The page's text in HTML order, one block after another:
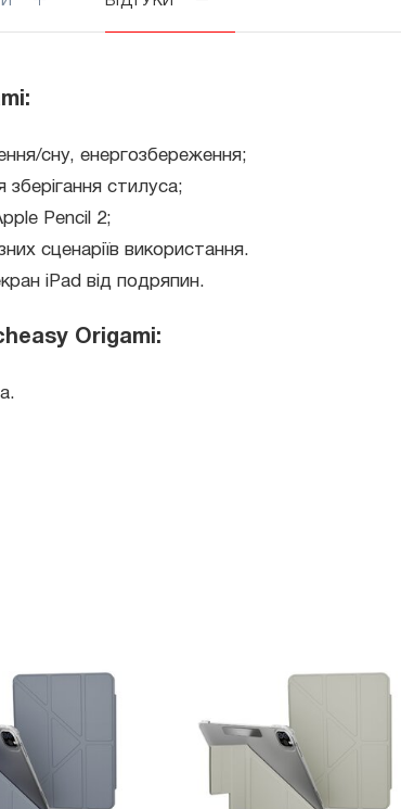
сну, енергозбереження;
стилуса;
Pencil 2;
сценаріїв використання.
iPad від подряпин.
Origami: